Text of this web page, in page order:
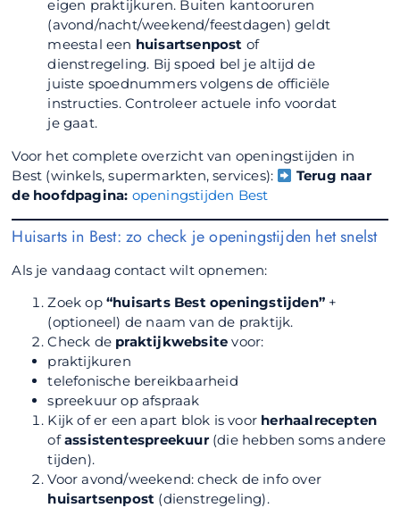
eigen praktijkuren. Buiten kantooruren
(avond/nacht/weekend/feestdagen) geldt
meestal een huisartsenpost of
dienstregeling. Bij spoed bel je altijd de
juiste spoednummers volgens de officiële
instructies. Controleer actuele info voordat
je gaat.
Voor het complete overzicht van openingstijden in
Best (winkels, supermarkten, services):
Terug naar
de hoofdpagina: openingstijden Best
Huisarts in Best: zo check je openingstijden het snelst
Als je vandaag contact wilt opnemen:
Zoek op“huisarts Best openingstijden” +
(optioneel) de naam van de praktijk.
Check de praktijkwebsite voor:
praktijkuren
telefonische bereikbaarheid
spreekuur op afspraak
Kijk of er een apart blok is voor herhaalrecepten
ofassistentespreekuur(die hebben soms andere
tijden).
Voor avond/weekend: check de info over
huisartsenpost (dienstregeling).